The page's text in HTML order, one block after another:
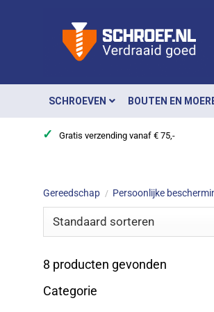
SCHROEVEN BOUTEN EN
✓ Gratis verzending vanaf € 75,-
Gereedschap / Persoonlijke
8 producten gevonden
Categorie